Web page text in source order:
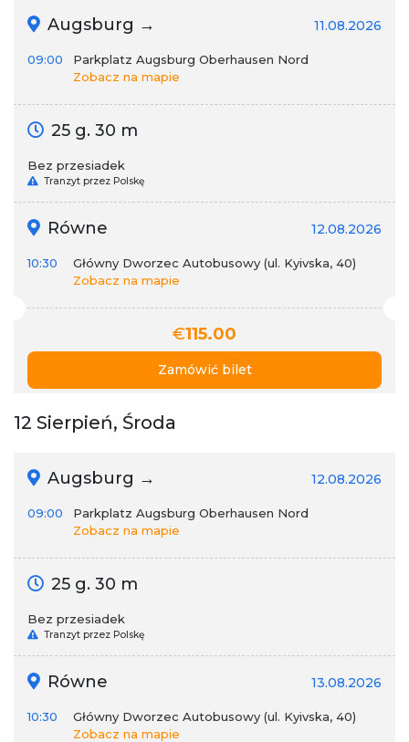
Augsburg → 11.08.2026
09:00
Parkplatz Augsburg Oberhausen Nord
Zobacz na mapie
25 g. 30 m
Bez przesiadek
Tranzyt przez Polskę
Równe 12.08.2026
10:30
Główny Dworzec Autobusowy (ul. Kyivska, 40)
Zobacz na mapie
€115.00
Zamówić bilet
12 Sierpień, Środa
Augsburg → 12.08.2026
09:00
Parkplatz Augsburg Oberhausen Nord
Zobacz na mapie
25 g. 30 m
Bez przesiadek
Tranzyt przez Polskę
Równe 13.08.2026
10:30
Główny Dworzec Autobusowy (ul. Kyivska, 40)
Zobacz na mapie